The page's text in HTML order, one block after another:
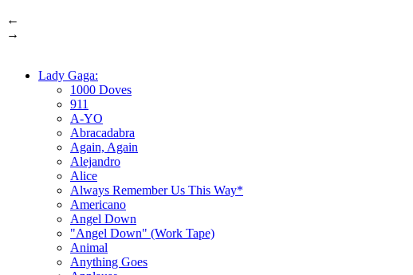
←
→
Lady Gaga:
1000 Doves
911
A-YO
Abracadabra
Again, Again
Alejandro
Alice
Always Remember Us This Way*
Americano
Angel Down
"Angel Down" (Work Tape)
Animal
Anything Goes